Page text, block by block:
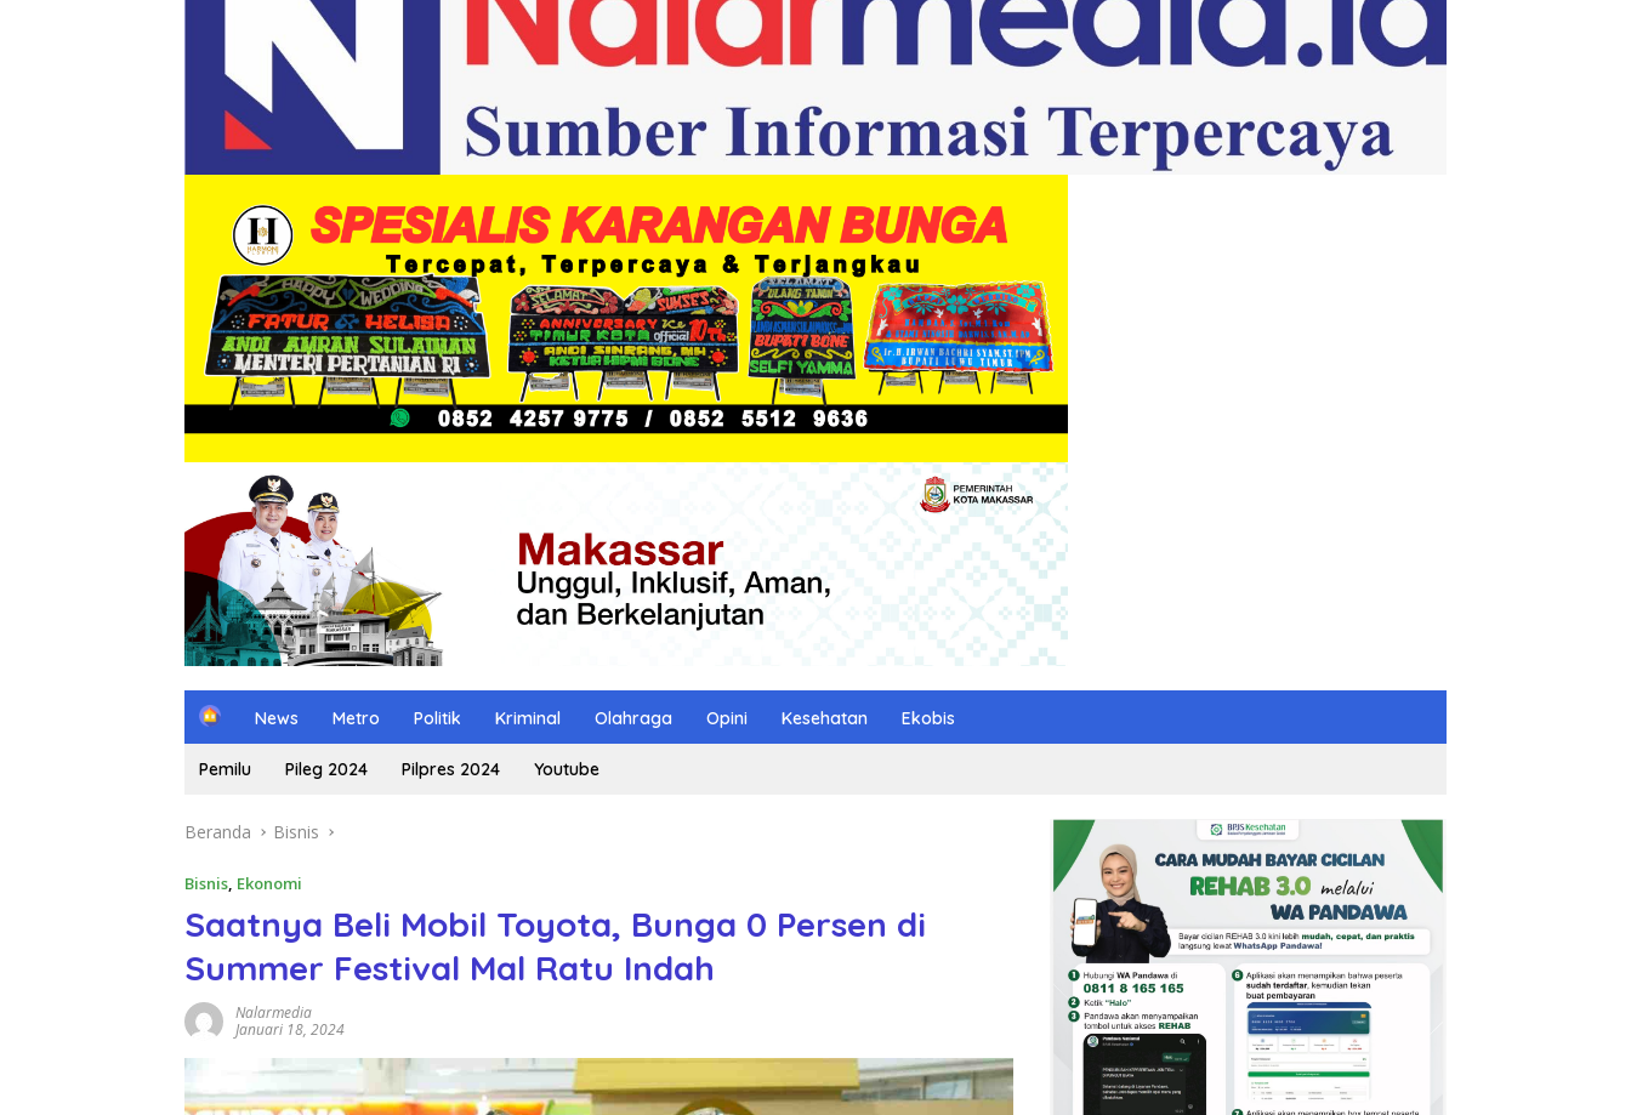
H
m
e
News Metro Politik Kriminal Olahraga Opini Kesehatan Ekobis
Pemilu Pileg 2024 Pilpres 2024 Youtube
Beranda Bisnis
Bisnis, Ekonomi
Saatnya Beli Mobil Toyota, Bunga 0 Persen di
Summer Festival Mal Ratu Indah
Nalarmedia
Januari 18, 2024